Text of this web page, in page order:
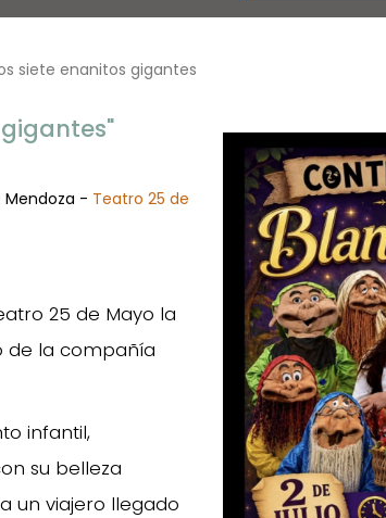
siete enanitos gigantes
Mendoza - Teatro 25 de
25 de Mayo la
de la compañía
infantil,
su belleza
un viajero llegado